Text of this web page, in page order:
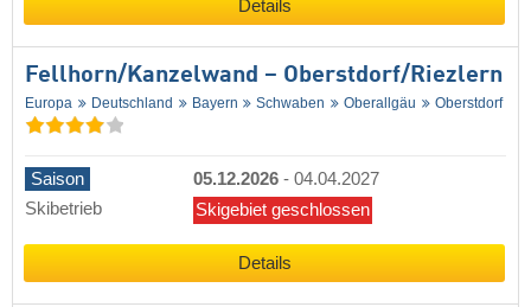
Details
Fellhorn/​Kanzelwand – Oberstdorf/​Riezlern
Europa Deutschland Bayern Schwaben Oberallgäu Oberstdorf
Saison 05.12.2026 - 04.04.2027
Skibetrieb
Skigebiet geschlossen
Details